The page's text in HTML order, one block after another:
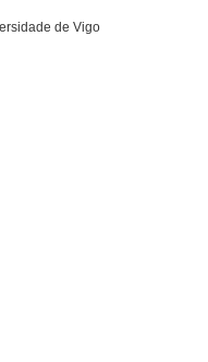
de Vigo